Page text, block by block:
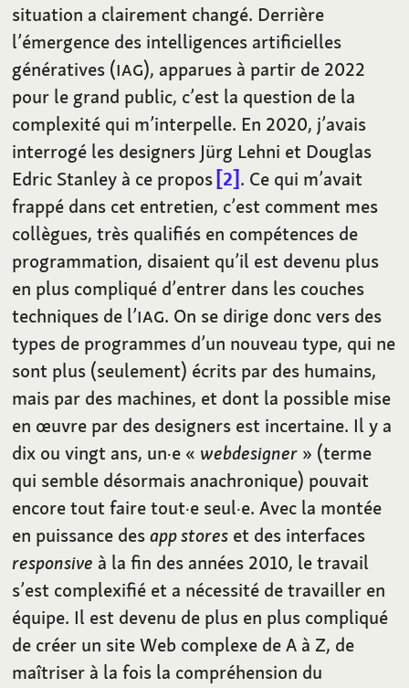
situation a clairement changé. Derrière
l’émergence des intelligences artificielles
génératives (IAG), apparues à partir de 2022
pour le grand public, c’est la question de la
complexité qui m’interpelle. En 2020, j’avais
interrogé les designers Jürg Lehni et Douglas
Edric Stanley à ce propos 2 . Ce qui m’avait
frappé dans cet entretien, c’est comment mes
collègues, très qualifiés en compétences de
programmation, disaient qu’il est devenu plus
en plus compliqué d’entrer dans les couches
techniques de l’IAG. On se dirige donc vers des
types de programmes d’un nouveau type, qui ne
sont plus (seulement) écrits par des humains,
mais par des machines, et dont la possible mise
en œuvre par des designers est incertaine. Il y a
dix ou vingt ans, un·e « webdesigner » (terme
qui semble désormais anachronique) pouvait
encore tout faire tout·e seul·e. Avec la montée
en puissance desapp stores et des interfaces
responsive à la fin des années 2010, le travail
s’est complexifié et a nécessité de travailler en
équipe. Il est devenu de plus en plus compliqué
de créer un site Web complexe de A à Z, de
maîtriser à la fois la compréhension du